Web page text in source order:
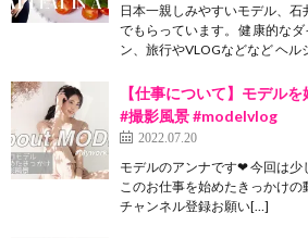
日本一親しみやすいモデル、
でもらっています。 健康的な
ン、旅行やVLOGなどなど ヘル
【仕事について】モデル
#撮影風景 #modelvlog
2022.07.20
モデルのアンナです❤︎ 今回は少
このお仕事を始めたきっかけ
チャンネル登録お願い[…]